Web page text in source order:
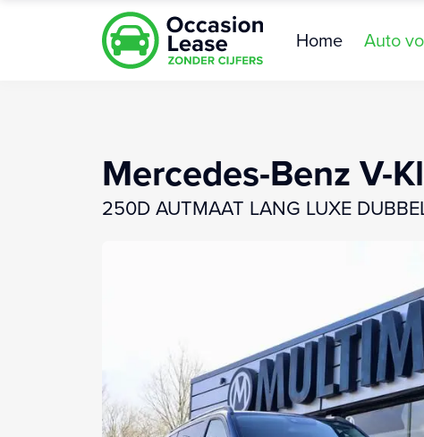
Home Auto
Mercedes-Benz V-
250D AUTMAAT LANG LUXE